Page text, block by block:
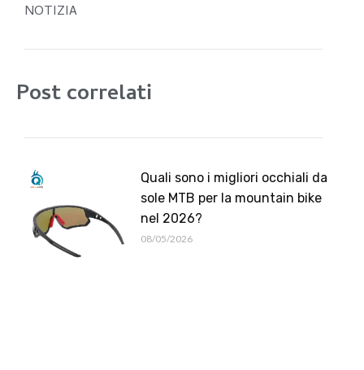
NOTIZIA
Post correlati
Quali sono i migliori occhiali da
sole MTB per la mountain bike
nel 2026?
08/05/2026